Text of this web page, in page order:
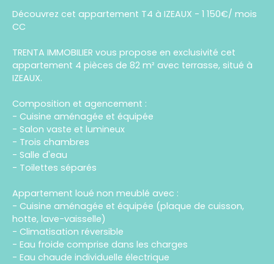
Découvrez cet appartement T4 à IZEAUX - 1 150€/ mois
CC
TRENTA IMMOBILIER vous propose en exclusivité cet
appartement 4 pièces de 82 m² avec terrasse, situé à
IZEAUX.
Composition et agencement :
- Cuisine aménagée et équipée
- Salon vaste et lumineux
- Trois chambres
- Salle d'eau
- Toilettes séparés
Appartement loué non meublé avec :
- Cuisine aménagée et équipée (plaque de cuisson,
hotte, lave-vaisselle)
- Climatisation réversible
- Eau froide comprise dans les charges
- Eau chaude individuelle électrique